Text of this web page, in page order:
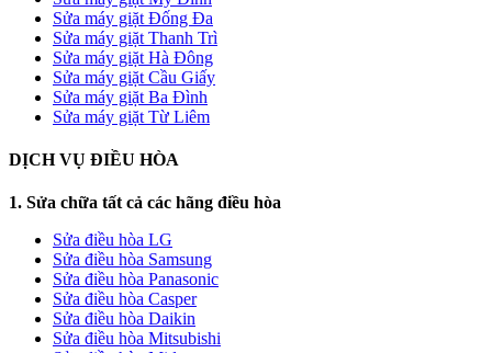
Sửa máy giặt Đống Đa
Sửa máy giặt Thanh Trì
Sửa máy giặt Hà Đông
Sửa máy giặt Cầu Giấy
Sửa máy giặt Ba Đình
Sửa máy giặt Từ Liêm
DỊCH VỤ ĐIỀU HÒA
1. Sửa chữa tất cả các hãng điều hòa
Sửa điều hòa LG
Sửa điều hòa Samsung
Sửa điều hòa Panasonic
Sửa điều hòa Casper
Sửa điều hòa Daikin
Sửa điều hòa Mitsubishi